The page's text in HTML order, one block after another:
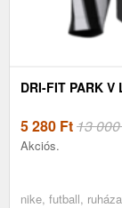
DRI-FIT PARK V
5 280 Ft13
Akciós.
nike, futball,